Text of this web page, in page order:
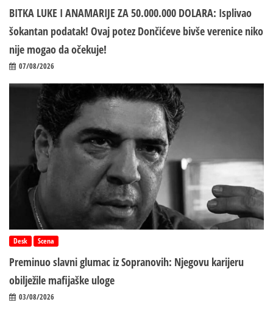
BITKA LUKE I ANAMARIJE ZA 50.000.000 DOLARA: Isplivao
šokantan podatak! Ovaj potez Dončićeve bivše verenice niko
nije mogao da očekuje!
07/08/2026
Desk Scena
Preminuo slavni glumac iz Sopranovih: Njegovu karijeru
obilježile mafijaške uloge
03/08/2026